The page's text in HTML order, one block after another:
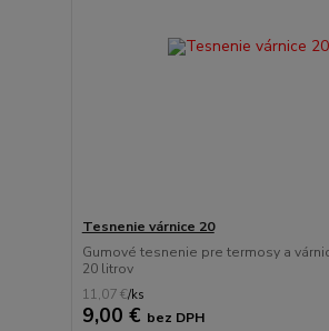
Tesnenie várnice 20
Gumové tesnenie pre termosy a
20 litrov
11,07 €/ks
9,00 € bez DPH